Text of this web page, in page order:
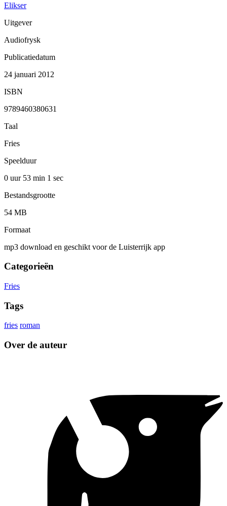
Elikser
Uitgever
Audiofrysk
Publicatiedatum
24 januari 2012
ISBN
9789460380631
Taal
Fries
Speelduur
0 uur 53 min 1 sec
Bestandsgrootte
54 MB
Formaat
mp3 download en geschikt voor de Luisterrijk app
Categorieën
Fries
Tags
fries roman
Over de auteur